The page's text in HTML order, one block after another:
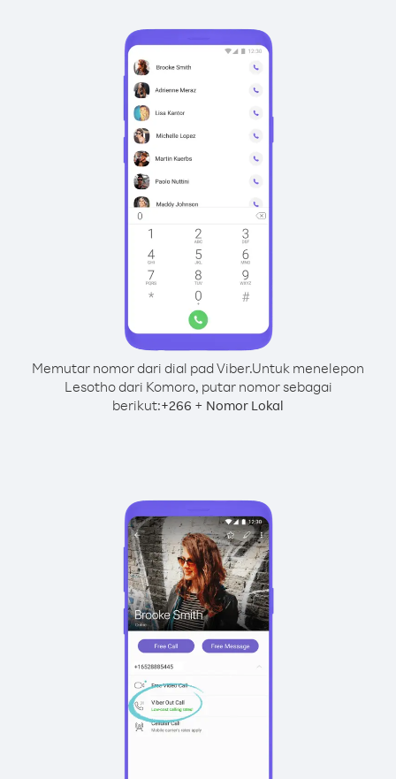
Memutar nomor dari dial pad Viber.Untuk menelepon
Lesotho dari Komoro, putar nomor sebagai
berikut:+266 + Nomor Lokal